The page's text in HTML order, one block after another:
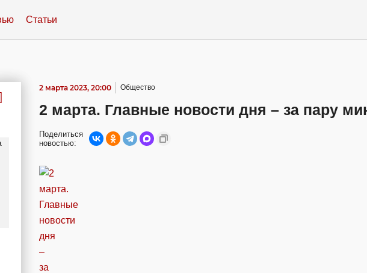
Статьи
2 марта 2023, 20:00 Общество
2 марта. Главные новости дня – за пару
Поделиться
новостью: